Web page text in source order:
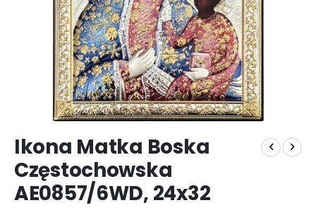
na
początek
galerii
Ikona Matka Boska
Częstochowska
AE0857/6WD, 24x32